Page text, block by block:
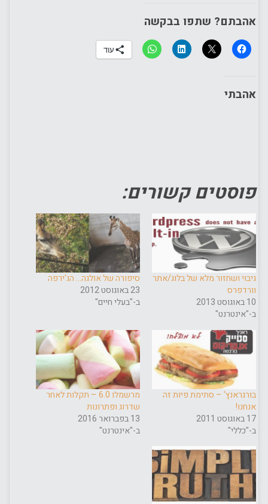
אהבתם? שתפו בבקשה
עוד
אהבתי
פוסטים קשורים:
גיבוי ושחזור מלא של בלוג/אתר
וורדפרס
10 באוגוסט 2013
ב-"אינטרנט"
סיפורה של אולגה… הג'ירפה
23 באוגוסט 2012
ב-"בעלי חיים"
בורגראנץ' – סתימת פיות זה
אנחנו!
17 באוגוסט 2011
ב-"כללי"
מרשמלו 6.0 – תקלות לאחר
שדרוג ופתרונות
13 בפברואר 2016
ב-"אינטרנט"